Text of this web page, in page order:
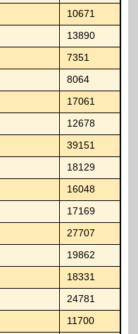
10671
13890
7351
8064
17061
12678
39151
18129
16048
17169
27707
19862
18331
24781
11700